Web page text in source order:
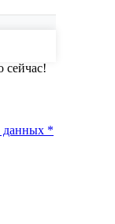
сейчас!
данных *